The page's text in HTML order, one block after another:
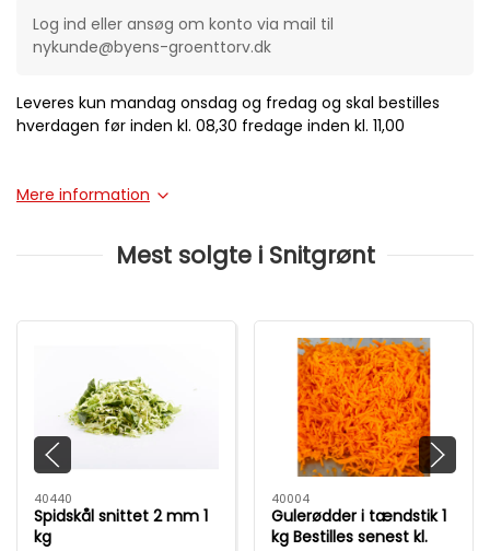
Log ind eller ansøg om konto via mail til
nykunde@byens-groenttorv.dk
Leveres kun mandag onsdag og fredag og skal bestilles
hverdagen før inden kl. 08,30 fredage inden kl. 11,00
Mere information
Mest solgte i Snitgrønt
40440
Spidskål snittet 2 mm 1
kg
40004
Gulerødder i tændstik 1
kg Bestilles senest kl.